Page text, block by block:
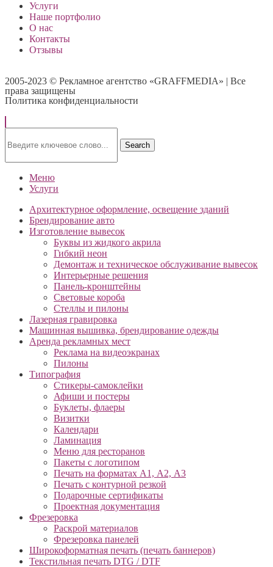
Услуги
Наше портфолио
О нас
Контакты
Отзывы
2005-2023 © Рекламное агентство «GRAFFMEDIA» | Все
права защищены
Политика конфиденциальности
Search
Меню
Услуги
Архитектурное оформление, освещение зданий
Брендирование авто
Изготовление вывесок
Буквы из жидкого акрила
Гибкий неон
Демонтаж и техническое обслуживание вывесок
Интерьерные решения
Панель-кронштейны
Световые короба
Стеллы и пилоны
Лазерная гравировка
Машинная вышивка, брендирование одежды
Аренда рекламных мест
Реклама на видеоэкранах
Пилоны
Типография
Cтикеры-самоклейки
Афиши и постеры
Буклеты, флаеры
Визитки
Календари
Ламинация
Меню для ресторанов
Пакеты с логотипом
Печать на форматах А1, А2, А3
Печать с контурной резкой
Подарочные сертификаты
Проектная документация
Фрезеровка
Раскрой материалов
Фрезеровка панелей
Широкоформатная печать (печать баннеров)
Текстильная печать DTG / DTF